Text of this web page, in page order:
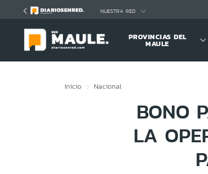
NUESTRA RED
PROVINCIAS DEL
MAULE
Inicio Nacional
BONO
LA